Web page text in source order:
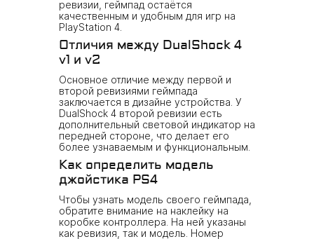
ревизии, геймпад остаётся
качественным и удобным для игр на
PlayStation 4.
Отличия между DualShock 4
v1 и v2
Основное отличие между первой и
второй ревизиями геймпада
заключается в дизайне устройства. У
DualShock 4 второй ревизии есть
дополнительный световой индикатор на
передней стороне, что делает его
более узнаваемым и функциональным.
Как определить модель
джойстика PS4
Чтобы узнать модель своего геймпада,
обратите внимание на наклейку на
коробке контроллера. На ней указаны
как ревизия, так и модель. Номер